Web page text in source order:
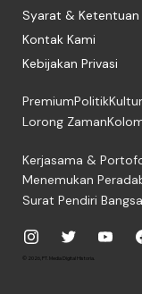
Syarat & Ketentuan
Kontak Kami
Kebijakan Privasi
PremiumPolitikKultur
Lorong Zaman
Kerjasama &
Menemukan
Surat Pendiri Bangsa
© 2026, PT. Media Digital Historia.